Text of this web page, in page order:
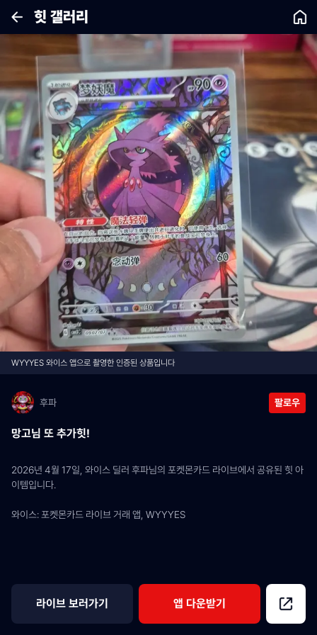
힛 갤러리
WYYYES 와이스 앱으로 촬영한 인증된 상품입니다
후파 팔로우
망고님 또 추가힛!
2026년 4월 17일, 와이스 딜러 후파님의 포켓몬카드 라이브에서 공유된 힛 아
이템입니다.
와이스: 포켓몬카드 라이브 거래 앱, WYYYES
라이브 보러가기 앱 다운받기